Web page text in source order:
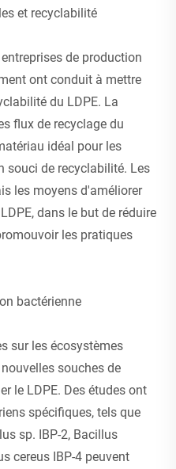
et recyclabilité
de production
ont conduit à mettre
du LDPE. La
flux de recyclage du
idéal pour les
souci de recyclabilité. Les
les moyens d'améliorer
dans le but de réduire
les pratiques
bactérienne
sur les écosystèmes
souches de
le LDPE. Des études ont
spécifiques, tels que
sp. IBP-2, Bacillus
cereus IBP-4 peuvent